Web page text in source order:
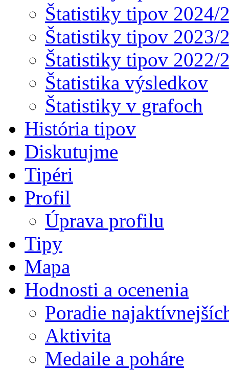
Štatistiky tipov 2024/
Štatistiky tipov 2023/
Štatistiky tipov 2022/
Štatistika výsledkov
Štatistiky v grafoch
História tipov
Diskutujme
Tipéri
Profil
Úprava profilu
Tipy
Mapa
Hodnosti a ocenenia
Poradie
Aktivita
Medaile a poháre